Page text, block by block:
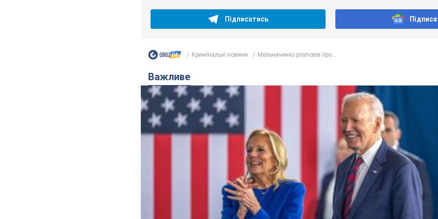
Підписатись
Кримінальні новини Мельниченко розповів про...
Важливе